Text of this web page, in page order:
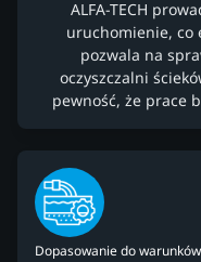
ALFA-TECH
uruchomienie, co
pozwala na
oczyszczalni
pewność, że prace
Dopasowanie do warunków